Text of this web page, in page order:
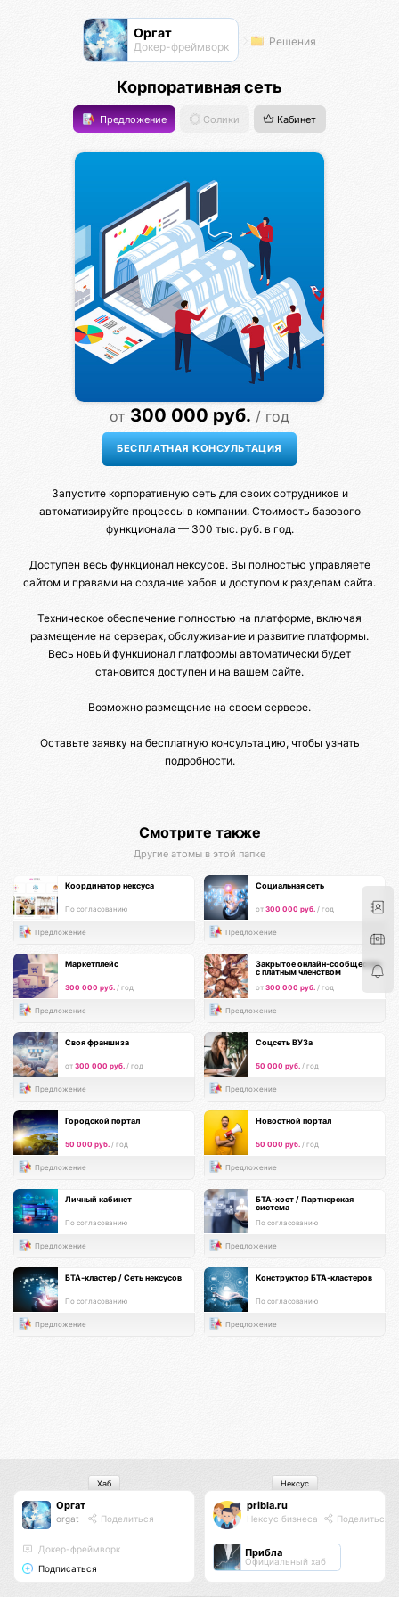
Оргат
Докер-фреймворк Решения
Корпоративная сеть
Предложение Солики Кабинет
от 300 000 руб. / год
Запустите корпоративную сеть для своих сотрудников и
автоматизируйте процессы в компании. Стоимость базового
функционала — 300 тыс. руб. в год.
Доступен весь функционал нексусов. Вы полностью управляете
сайтом и правами на создание хабов и доступом к разделам сайта.
Техническое обеспечение полностью на платформе, включая
размещение на серверах, обслуживание и развитие платформы.
Весь новый функционал платформы автоматически будет
становится доступен и на вашем сайте.
Возможно размещение на своем сервере.
Оставьте заявку на бесплатную консультацию, чтобы узнать
подробности.
Смотрите также
Другие атомы в этой папке
Координатор нексуса
По согласованию
Предложение
Социальная сеть
от 300 000 руб. / год
Предложение
Маркетплейс
300 000 руб. / год
Предложение
Закрытое онлайн-сообщество
с платным членством
от 300 000 руб. / год
Предложение
Своя франшиза
от 300 000 руб. / год
Предложение
Соцсеть ВУЗа
50 000 руб. / год
Предложение
Городской портал
50 000 руб. / год
Предложение
Новостной портал
50 000 руб. / год
Предложение
Личный кабинет
По согласованию
Предложение
БТА-хост / Партнерская
система
По согласованию
Предложение
БТА-кластер / Сеть нексусов
По согласованию
Предложение
Конструктор БТА-кластеров
По согласованию
Предложение
Оргат
orgat Поделиться
Докер-фреймворк
Подписаться
Хаб
pribla.ru
Нексус бизнеса Поделиться
Прибла
Официальный хаб
Нексус